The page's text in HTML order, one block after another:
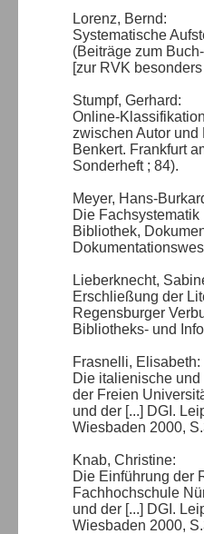
Lorenz, Bernd:
Systematische
(Beiträge zum
[zur RVK
Stumpf, Gerhard:
Online-
zwischen Autor
Benkert. Frankfurt
Sonderheft ; 84).
Meyer, Hans-
Die
Bibliothek,
Lieberknecht,
Erschließung der
Regensburger
Bibliotheks- und
Frasnelli, Elisabeth:
Die italienische
der Freien
und der [...] DGI.
Wiesbaden 2000,
Knab, Christine:
Die Einführung der
Fachhochschule
und der [...] DGI.
Wiesbaden 2000,